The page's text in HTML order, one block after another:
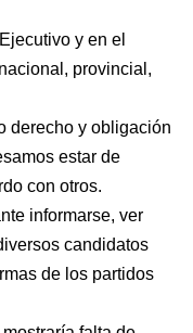
y en el
provincial,
derecho y obligación
estar de
con otros.
informarse, ver
candidatos
de los partidos